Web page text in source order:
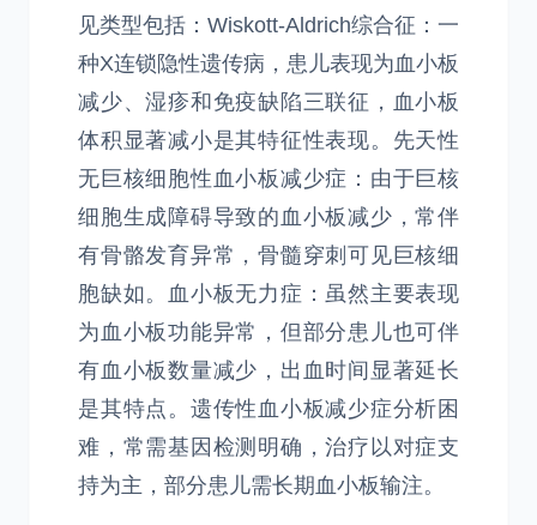
见类型包括：Wiskott-Aldrich综合征：一
种X连锁隐性遗传病，患儿表现为血小板
减少、湿疹和免疫缺陷三联征，血小板
体积显著减小是其特征性表现。先天性
无巨核细胞性血小板减少症：由于巨核
细胞生成障碍导致的血小板减少，常伴
有骨骼发育异常，骨髓穿刺可见巨核细
胞缺如。血小板无力症：虽然主要表现
为血小板功能异常，但部分患儿也可伴
有血小板数量减少，出血时间显著延长
是其特点。遗传性血小板减少症分析困
难，常需基因检测明确，治疗以对症支
持为主，部分患儿需长期血小板输注。